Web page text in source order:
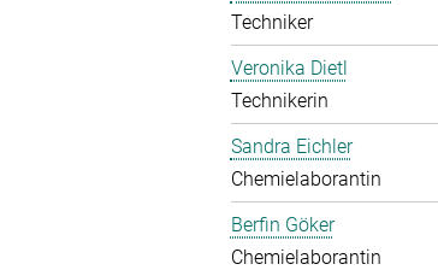
Techniker
Veronika Dietl
Technikerin
Sandra Eichler
Chemielaborantin
Berfin Göker
Chemielaborantin